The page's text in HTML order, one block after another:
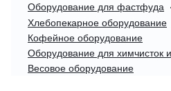
Оборудование для фастфуда
Хлебопекарное оборудование
Кофейное оборудование
Оборудование для химчисток
Весовое оборудование